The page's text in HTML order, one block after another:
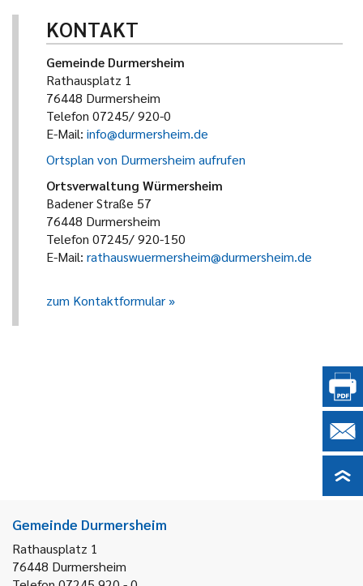
KONTAKT
Gemeinde Durmersheim
Rathausplatz 1
76448 Durmersheim
Telefon 07245/ 920-0
E-Mail: info@durmersheim.de
Ortsplan von Durmersheim aufrufen
Ortsverwaltung Würmersheim
Badener Straße 57
76448 Durmersheim
Telefon 07245/ 920-150
E-Mail: rathauswuermersheim@durmersheim.de
zum Kontaktformular
Gemeinde Durmersheim
Rathausplatz 1
76448 Durmersheim